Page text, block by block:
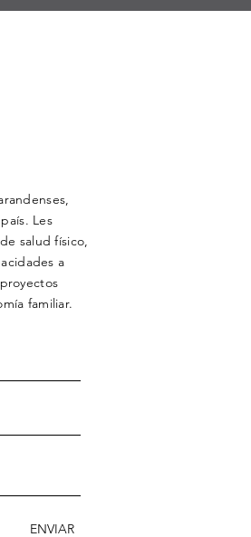
Les
salud físico,
a
familiar.
ENVIAR